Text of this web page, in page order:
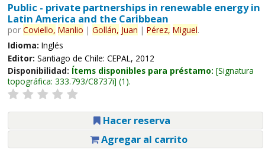
Public - private partnerships in renewable energy in
Latin America and the Caribbean
por Coviello, Manlio | Gollán, Juan | Pérez, Miguel.
Idioma: Inglés
Editor: Santiago de Chile: CEPAL, 2012
Disponibilidad: Ítems disponibles para préstamo: Signatura
topográfica: 333.793/C8737i (1).
Hacer reserva
Agregar al carrito